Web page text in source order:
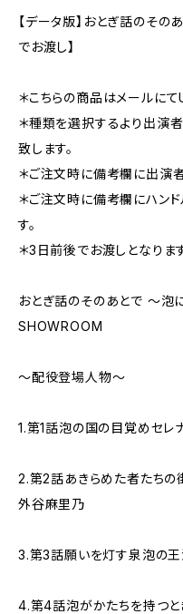
【データ版】おとぎ話のそ
でお渡し】
＊こちらの商品はメールにて
＊種類を選択するより出演
致します。
＊ご注文時に備考欄に出演
＊ご注文時に備考欄にハン
す。
＊3日前後でお渡しとなります
おとぎ話のそのあとで 〜泡
SHOWROOM
〜配役登場人物〜
1.第1話泡の国の目覚めセレ
2.第2話あきらめた者たちの
外谷麻里乃
3.第3話願いを灯す泉泡の
4.第4話泡がかたちを持つ